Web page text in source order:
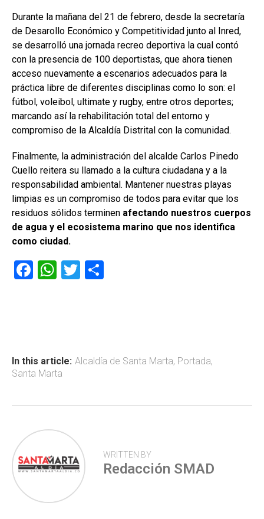
Durante la mañana del 21 de febrero, desde la secretaría
de Desarollo Económico y Competitividad junto al Inred,
se desarrolló una jornada recreo deportiva la cual contó
con la presencia de 100 deportistas, que ahora tienen
acceso nuevamente a escenarios adecuados para la
práctica libre de diferentes disciplinas como lo son: el
fútbol, voleibol, ultimate y rugby, entre otros deportes;
marcando así la rehabilitación total del entorno y
compromiso de la Alcaldía Distrital con la comunidad.
Finalmente, la administración del alcalde Carlos Pinedo
Cuello reitera su llamado a la cultura ciudadana y a la
responsabilidad ambiental. Mantener nuestras playas
limpias es un compromiso de todos para evitar que los
residuos sólidos terminen afectando nuestros cuerpos
de agua y el ecosistema marino que nos identifica
como ciudad.
F
ok
W
p
p
T
tir
In this article: Alcaldía de Santa Marta, Portada,
Santa Marta
WRITTEN BY
Redacción SMAD